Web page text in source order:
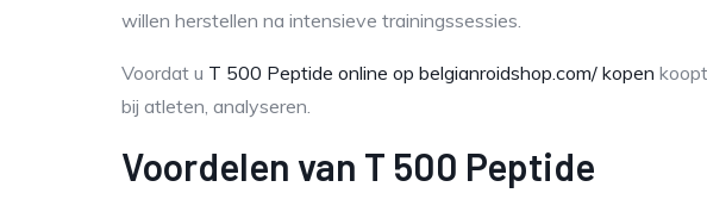
willen herstellen na intensieve trainingssessies.
Voordat u T 500 Peptide online op belgianroidshop.com/ kopen
bij atleten, analyseren.
Voordelen van T 500 Peptide